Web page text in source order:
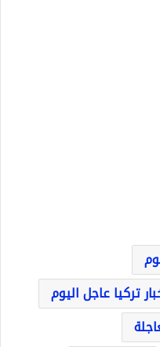
تركيا عاجل اليوم